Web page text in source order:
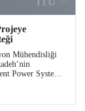
Mühendisliği
Power Systems:
projesi,
hak